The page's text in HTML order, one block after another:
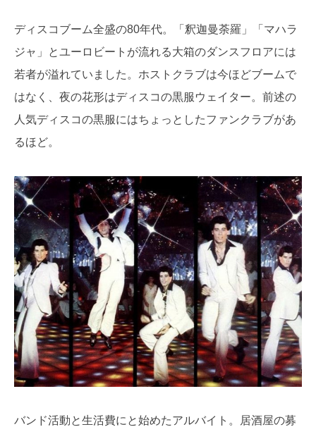
ディスコブーム全盛の80年代。「釈迦曼荼羅」「マハラ
ジャ」とユーロビートが流れる大箱のダンスフロアには
若者が溢れていました。ホストクラブは今ほどブームで
はなく、夜の花形はディスコの黒服ウェイター。前述の
人気ディスコの黒服にはちょっとしたファンクラブがあ
るほど。
バンド活動と生活費にと始めたアルバイト。居酒屋の募